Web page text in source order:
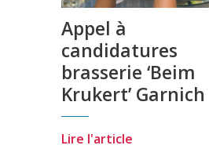
Appel à
candidatures
brasserie ‘Beim
Krukert’ Garnich
Lire l'article